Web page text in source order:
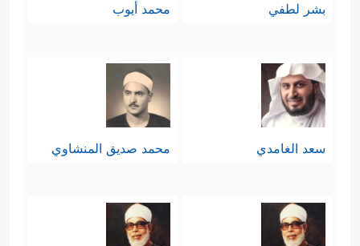
بشر لطفي محمد أيوب
سعد الغامدي محمد صديق المنشاوي